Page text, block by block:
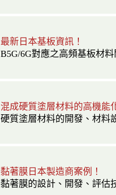
最新日本基板資訊！
B5G/6G對應之高頻基板材
混成硬質塗層材料的高機能
硬質塗層材料的開發、材料
黏著膜日本製造商案例！
黏著膜的設計、開發、評估